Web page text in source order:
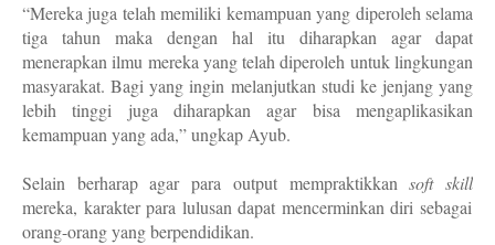
“Mereka juga telah memiliki kemampuan yang diperoleh selama
tiga tahun maka dengan hal itu diharapkan agar dapat
menerapkan ilmu mereka yang telah diperoleh untuk lingkungan
masyarakat. Bagi yang ingin melanjutkan studi ke jenjang yang
lebih tinggi juga diharapkan agar bisa mengaplikasikan
kemampuan yang ada,” ungkap Ayub.
Selain berharap agar para output mempraktikkansoft skill
mereka, karakter para lulusan dapat mencerminkan diri sebagai
orang-orang yang berpendidikan.